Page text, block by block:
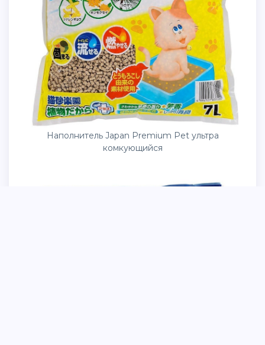
Наполнитель Japan Premium Pet ультра
комкующийся